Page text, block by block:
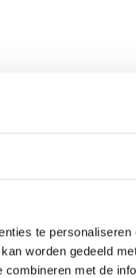
te
worden gedeeld
met de